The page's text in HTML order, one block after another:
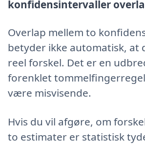
konfidensintervaller
Overlap mellem to
betyder ikke automatisk, at
reel forskel. Det er en
forenklet
være misvisende.
Hvis du vil afgøre, om
to estimater er statistisk